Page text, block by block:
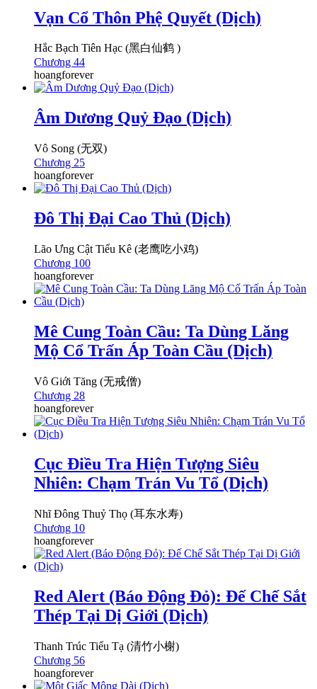
Vạn Cổ Thôn Phệ Quyết (Dịch)
Hắc Bạch Tiên Hạc (黑白仙鹤 )
Chương 44
hoangforever
Âm Dương Quỷ Đạo (Dịch)
Vô Song (无双)
Chương 25
hoangforever
Đô Thị Đại Cao Thủ (Dịch)
Lão Ưng Cật Tiểu Kê (老鹰吃小鸡)
Chương 100
hoangforever
Mê Cung Toàn Cầu: Ta Dùng Lăng
Mộ Cổ Trấn Áp Toàn Cầu (Dịch)
Vô Giới Tăng (无戒僧)
Chương 28
hoangforever
Cục Điều Tra Hiện Tượng Siêu
Nhiên: Chạm Trán Vu Tổ (Dịch)
Nhĩ Đông Thuỷ Thọ (耳东水寿)
Chương 10
hoangforever
Red Alert (Báo Động Đỏ): Đế Chế Sắt
Thép Tại Dị Giới (Dịch)
Thanh Trúc Tiểu Tạ (清竹小榭)
Chương 56
hoangforever